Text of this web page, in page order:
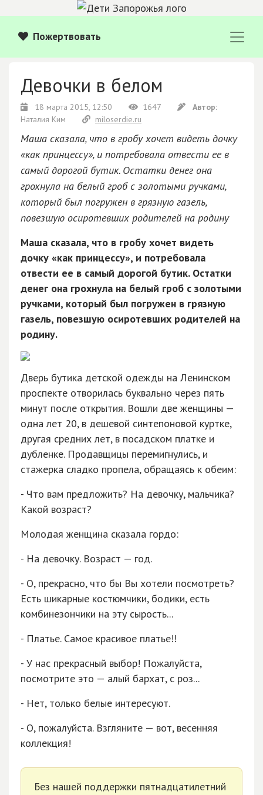
Пожертвовать
Девочки в белом
18 марта 2015, 12:50 1647
Автор:
Наталия Ким
miloserdie.ru
Маша сказала, что в гробу хочет видеть дочку
«как принцессу», и потребовала отвести ее в
самый дорогой бутик. Остатки денег она
грохнула на белый гроб с золотыми ручками,
который был погружен в грязную газель,
повезшую осиротевших родителей на родину
Маша сказала, что в гробу хочет видеть
дочку «как принцессу», и потребовала
отвести ее в самый дорогой бутик. Остатки
денег она грохнула на белый гроб с золотыми
ручками, который был погружен в грязную
газель, повезшую осиротевших родителей на
родину.
Дверь бутика детской одежды на Ленинском
проспекте отворилась буквально через пять
минут после открытия. Вошли две женщины —
одна лет 20, в дешевой синтепоновой куртке,
другая средних лет, в посадском платке и
дубленке. Продавщицы перемигнулись, и
стажерка сладко пропела, обращаясь к обеим:
- Что вам предложить? На девочку, мальчика?
Какой возраст?
Молодая женщина сказала гордо:
- На девочку. Возраст — год.
- О, прекрасно, что бы Вы хотели посмотреть?
Есть шикарные костюмчики, бодики, есть
комбинезончики на эту сырость...
- Платье. Самое красивое платье!!
- У нас прекрасный выбор! Пожалуйста,
посмотрите это — алый бархат, с роз...
- Нет, только белые интересуют.
- О, пожалуйста. Взгляните — вот, весенняя
коллекция!
Без нашей поддержки пятнадцатилетний